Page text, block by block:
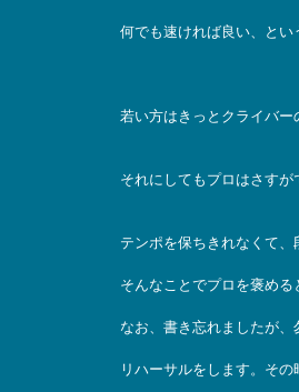
何でも速ければ良い、と
若い方はきっとクライバ
それにしてもプロはさす
テンポを保ちきれなくて、
そんなことでプロを褒め
なお、書き忘れましたが
リハーサルをします。そ